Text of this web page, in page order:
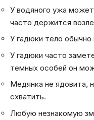
У водяного ужа
часто держится
У гадюки тело
У гадюки часто
темных особей он
Медянка не ядовита,
схватить.
Любую незнакомую